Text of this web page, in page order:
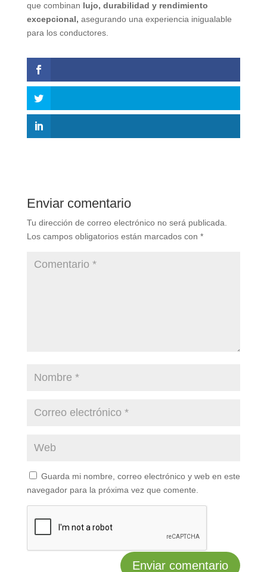
que combinan lujo, durabilidad y rendimiento
excepcional, asegurando una experiencia inigualable
para los conductores.
Enviar comentario
Tu dirección de correo electrónico no será publicada.
Los campos obligatorios están marcados con *
Guarda mi nombre, correo electrónico y web en este
navegador para la próxima vez que comente.